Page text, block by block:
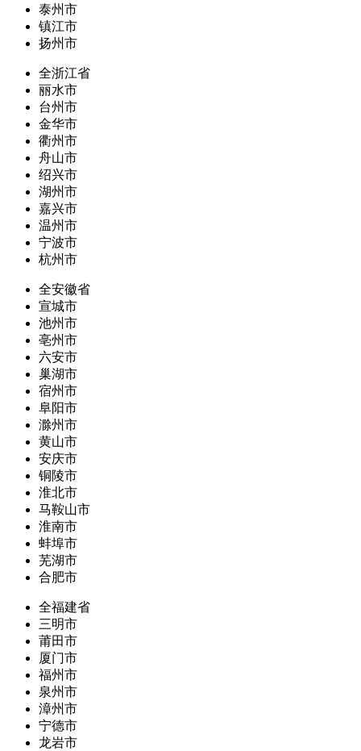
泰州市
镇江市
扬州市
全浙江省
丽水市
台州市
金华市
衢州市
舟山市
绍兴市
湖州市
嘉兴市
温州市
宁波市
杭州市
全安徽省
宣城市
池州市
亳州市
六安市
巢湖市
宿州市
阜阳市
滁州市
黄山市
安庆市
铜陵市
淮北市
马鞍山市
淮南市
蚌埠市
芜湖市
合肥市
全福建省
三明市
莆田市
厦门市
福州市
泉州市
漳州市
宁德市
龙岩市